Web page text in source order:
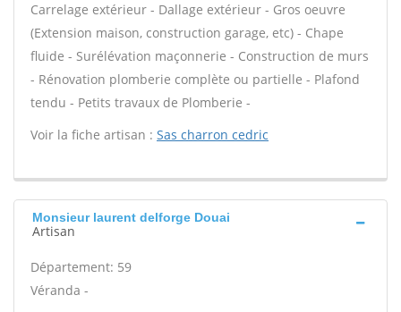
Carrelage extérieur - Dallage extérieur - Gros oeuvre
(Extension maison, construction garage, etc) - Chape
fluide - Surélévation maçonnerie - Construction de murs
- Rénovation plomberie complète ou partielle - Plafond
tendu - Petits travaux de Plomberie -
Voir la fiche artisan : Sas charron cedric
Monsieur laurent delforge Douai
Artisan
Département: 59
Véranda -